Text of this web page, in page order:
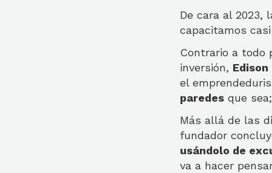
De cara al 2023,
capacitamos
Contrario a todo
inversión, Edison
el
paredes que
Más allá de las
fundador
usándolo de
va a hacer